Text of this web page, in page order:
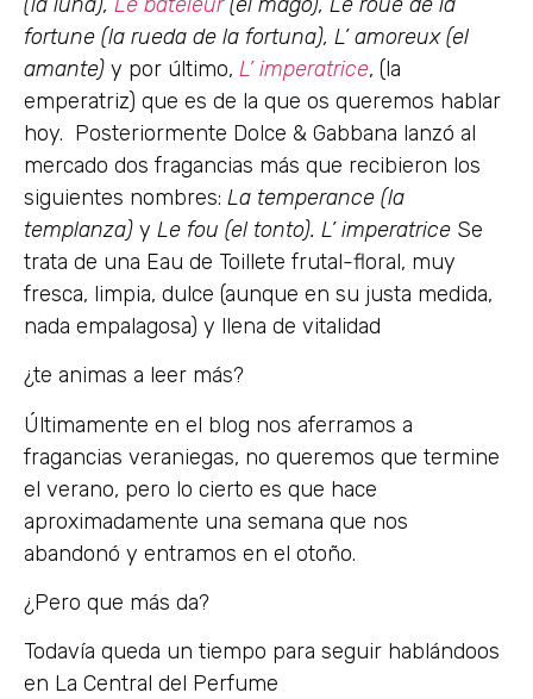
fortune (la rueda de la fortuna), L’ amoreux (el
amante) y por último, L’ imperatrice, (la
emperatriz) que es de la que os queremos hablar
hoy. Posteriormente Dolce & Gabbana lanzó al
mercado dos fragancias más que recibieron los
siguientes nombres: La temperance (la
templanza) y Le fou (el tonto). L’ imperatrice Se
trata de una Eau de Toillete frutal-floral, muy
fresca, limpia, dulce (aunque en su justa medida,
nada empalagosa) y llena de vitalidad
¿te animas a leer más?
Últimamente en el blog nos aferramos a
fragancias veraniegas, no queremos que termine
el verano, pero lo cierto es que hace
aproximadamente una semana que nos
abandonó y entramos en el otoño.
¿Pero que más da?
Todavía queda un tiempo para seguir hablándoos
en La Central del Perfume